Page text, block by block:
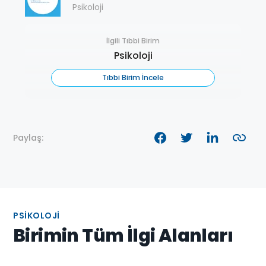
Psikoloji
İlgili Tıbbi Birim
Psikoloji
Tıbbi Birim İncele
Paylaş:
PSIKOLOJI
Birimin Tüm İlgi Alanları